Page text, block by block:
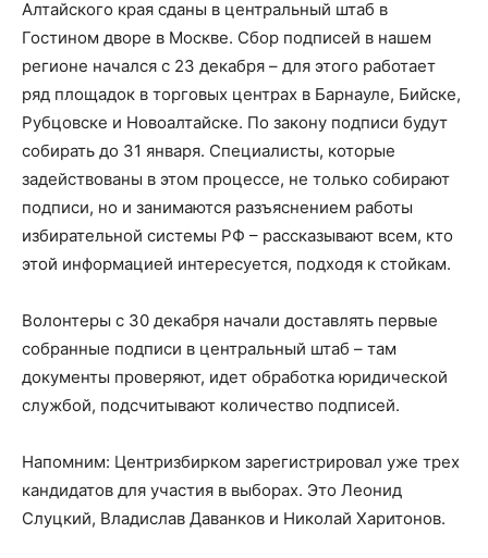
Алтайского края сданы в центральный штаб в
Гостином дворе в Москве. Сбор подписей в нашем
регионе начался с 23 декабря – для этого работает
ряд площадок в торговых центрах в Барнауле, Бийске,
Рубцовске и Новоалтайске. По закону подписи будут
собирать до 31 января. Специалисты, которые
задействованы в этом процессе, не только собирают
подписи, но и занимаются разъяснением работы
избирательной системы РФ – рассказывают всем, кто
этой информацией интересуется, подходя к стойкам.
Волонтеры с 30 декабря начали доставлять первые
собранные подписи в центральный штаб – там
документы проверяют, идет обработка юридической
службой, подсчитывают количество подписей.
Напомним: Центризбирком зарегистрировал уже трех
кандидатов для участия в выборах. Это Леонид
Слуцкий, Владислав Даванков и Николай Харитонов.